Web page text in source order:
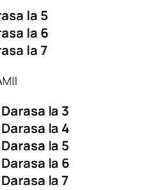
la 5
la 6
la 7
la 3
la 4
la 5
la 6
la 7